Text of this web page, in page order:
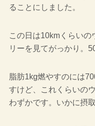
ることにしました。
この日は10kmくらいの
リーを見てがっかり。
脂肪1kg燃やすのには
すけど、これくらいの
わずかです。いかに摂